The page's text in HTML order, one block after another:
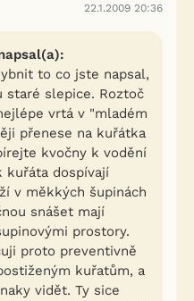
22.1.2009 20:36
to co jste napsal,
staré slepice. Roztoč
vrtá v "mladém
přenese na kuřátka
kvočny k vodění
kuřáta dospívají
v měkkých šupinách
snášet mají
prostory.
proto preventivně
kuřatům, a
vidět. Ty sice